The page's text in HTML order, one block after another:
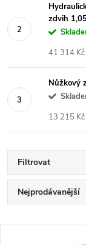
zdvih
41 314
Nůžkový
13 215
Filtrovat
Ř
a
Nejprodávanější